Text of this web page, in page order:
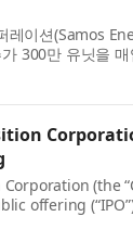
레이션(Samos
가 300만 유닛을
만 유닛 규모
(the
offering
will be listed